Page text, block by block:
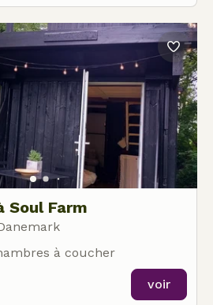
Soul Farm
à coucher
voir